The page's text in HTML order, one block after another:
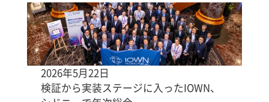
2026年5月22日
検証から実装ステージに入ったIOWN、